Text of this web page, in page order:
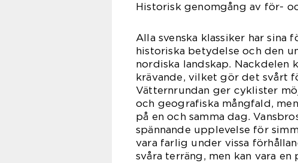
Historisk genomgång av för-
Alla svenska klassiker har sina
historiska betydelse och den
nordiska landskap. Nackdelen
krävande, vilket gör det svårt
Vätternrundan ger cyklister
och geografiska mångfald,
på en och samma dag.
spännande upplevelse för
vara farlig under vissa
svåra terräng, men kan vara